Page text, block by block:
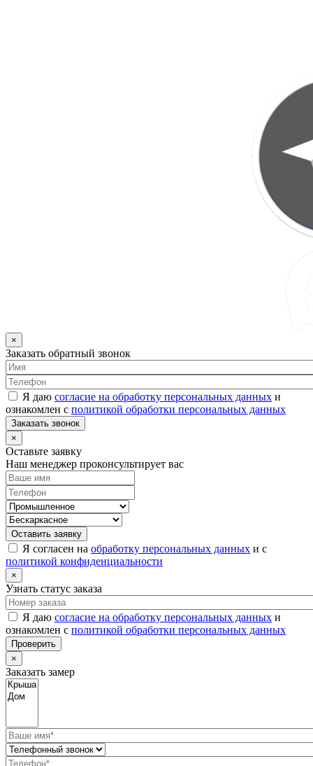
×
Заказать обратный звонок
Я даю согласие на обработку персональных данных и
ознакомлен с политикой обработки персональных данных
Заказать звонок
×
Оставьте заявку
Наш менеджер проконсультирует вас
Оставить заявку
Я согласен на обработку персональных данных и с
политикой конфиденциальности
×
Узнать статус заказа
Я даю согласие на обработку персональных данных и
ознакомлен с политикой обработки персональных данных
Проверить
×
Заказать замер